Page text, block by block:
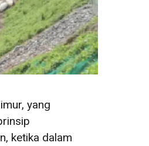
yang
ketika dalam